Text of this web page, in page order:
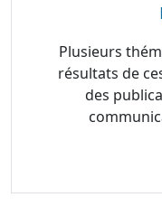
Plusieurs
résultats de
des